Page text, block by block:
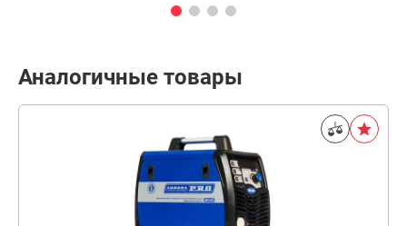
Аналогичные товары